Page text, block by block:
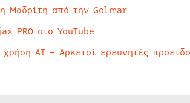
Μαδρίτη από την Golmar
PRO στο YouTube
AI – Αρκετοί ερευνητές